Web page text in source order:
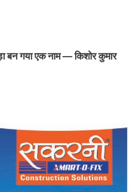
बन गया एक नाम — किशोर कुमार